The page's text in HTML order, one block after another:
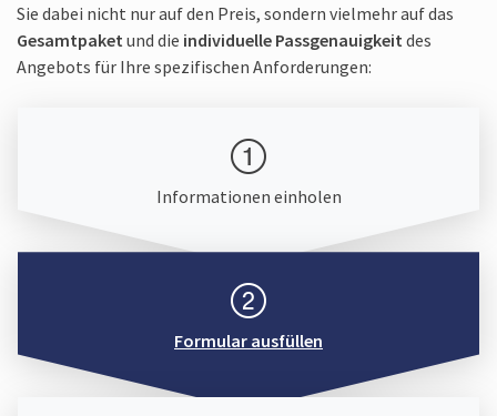
Sie dabei nicht nur auf den Preis, sondern vielmehr auf das
Gesamtpaket und die individuelle Passgenauigkeit des
Angebots für Ihre spezifischen Anforderungen:
Informationen einholen
Formular ausfüllen